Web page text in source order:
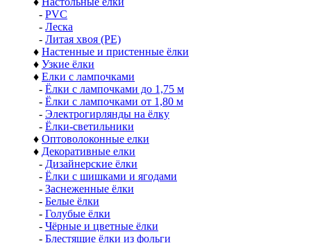
- PVC
- Леска
- Литая хвоя (РЕ)
♦ Настенные и пристенные ёлки
♦ Узкие ёлки
♦ Елки с лампочками
- Ёлки с лампочками до 1,75 м
- Ёлки с лампочками от 1,80 м
- Электрогирлянды на ёлку
- Ёлки-светильники
♦ Оптоволоконные елки
♦ Декоративные елки
- Дизайнерские ёлки
- Ёлки с шишками и ягодами
- Заснеженные ёлки
- Белые ёлки
- Голубые ёлки
- Чёрные и цветные ёлки
- Блестящие ёлки из фольги